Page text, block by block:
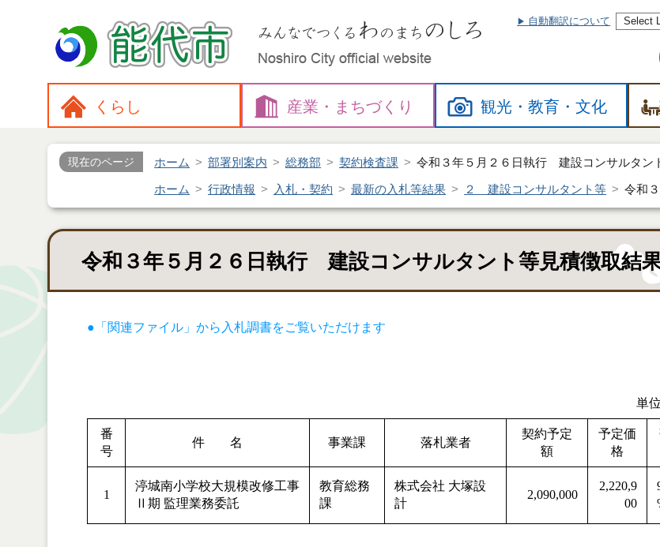
自動翻訳について
くらし 産業・ まちづくり 観光・教育・文化
現在のページ ホーム 部署別案内 総務部 契約検査課 令和３年５月２６日執行 建設コンサルタン
ホーム 行政情報 入札・契約 最新の入札等結果 ２ 建設コンサルタント等 令和
令和３年５月２６日執行 建設コンサルタント等見積徴取結
●「関連ファイル」から入札調書をご覧いただけます
単
番
号
件 名 事業課 落札業者
契約予定
額
予定価
格
1
渟城南小学校大規模改修工事
Ⅱ期 監理業務委託
教育総務
課
株式会社 大塚設
計
2,090,000
2,220,9
00